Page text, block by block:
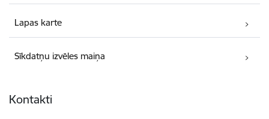
Lapas karte
Sīkdatņu izvēles maiņa
Kontakti